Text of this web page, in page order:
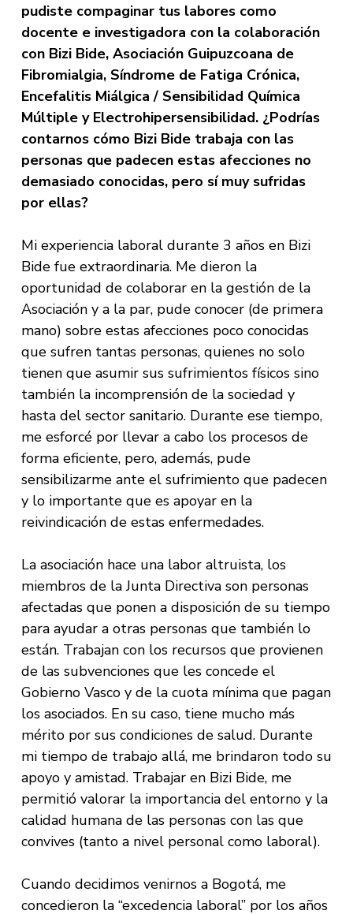
pudiste compaginar tus labores como
docente e investigadora con la colaboración
con Bizi Bide, Asociación Guipuzcoana de
Fibromialgia, Síndrome de Fatiga Crónica,
Encefalitis Miálgica / Sensibilidad Química
Múltiple y Electrohipersensibilidad. ¿Podrías
contarnos cómo Bizi Bide trabaja con las
personas que padecen estas afecciones no
demasiado conocidas, pero sí muy sufridas
por ellas?
Mi experiencia laboral durante 3 años en Bizi
Bide fue extraordinaria. Me dieron la
oportunidad de colaborar en la gestión de la
Asociación y a la par, pude conocer (de primera
mano) sobre estas afecciones poco conocidas
que sufren tantas personas, quienes no solo
tienen que asumir sus sufrimientos físicos sino
también la incomprensión de la sociedad y
hasta del sector sanitario. Durante ese tiempo,
me esforcé por llevar a cabo los procesos de
forma eficiente, pero, además, pude
sensibilizarme ante el sufrimiento que padecen
y lo importante que es apoyar en la
reivindicación de estas enfermedades.
La asociación hace una labor altruista, los
miembros de la Junta Directiva son personas
afectadas que ponen a disposición de su tiempo
para ayudar a otras personas que también lo
están. Trabajan con los recursos que provienen
de las subvenciones que les concede el
Gobierno Vasco y de la cuota mínima que pagan
los asociados. En su caso, tiene mucho más
mérito por sus condiciones de salud. Durante
mi tiempo de trabajo allá, me brindaron todo su
apoyo y amistad. Trabajar en Bizi Bide, me
permitió valorar la importancia del entorno y la
calidad humana de las personas con las que
convives (tanto a nivel personal como laboral).
Cuando decidimos venirnos a Bogotá, me
concedieron la “excedencia laboral” por los años